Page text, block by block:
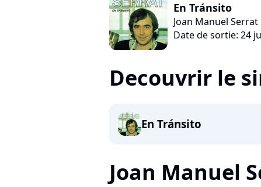
En Tránsito
Joan Manuel Serrat
Date de sortie: 24
Decouvrir le
En Tránsito
Joan Manuel